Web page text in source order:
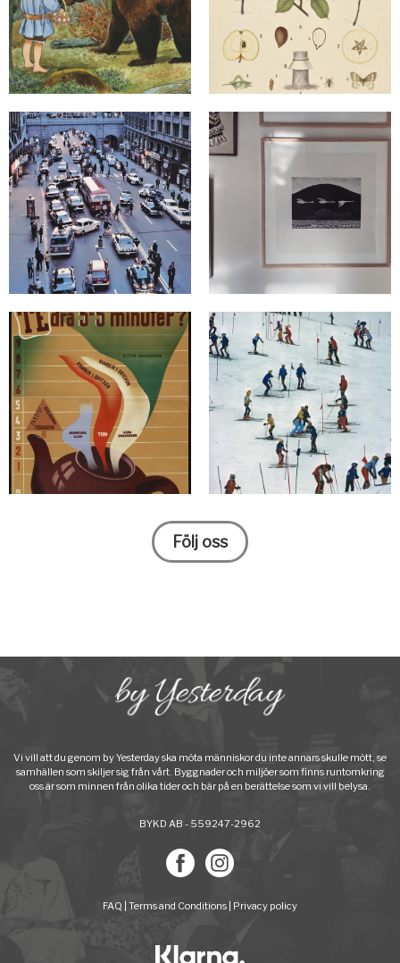
Följ oss
Vi vill att du genom by Yesterday ska möta människor du inte annars skulle mött, se
samhällen som skiljer sig från vårt. Byggnader och miljöer som finns runtomkring
oss är som minnen från olika tider och bär på en berättelse som vi vill belysa.
BYKD AB - 559247-2962
FAQ Terms and Conditions Privacy policy